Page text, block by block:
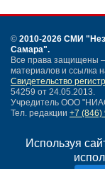
Используя
© 2010-2026 СМИ
Самара".
Все права защищены
материалов и ссылка
Свидетельство
54259 от 24.05.2013.
Учредитель ООО
Тел. редакции +7 (846)
Карта сайта
Нашли ошибку?